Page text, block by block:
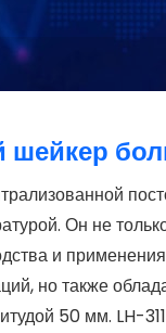
Он не
и
но также
50 мм. LH-